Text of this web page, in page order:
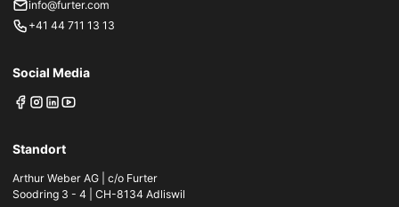
info@furter.com
+41 44 711 13 13
Social Media
Standort
Arthur Weber AG | c/o Furter
Soodring 3 - 4 | CH-8134 Adliswil